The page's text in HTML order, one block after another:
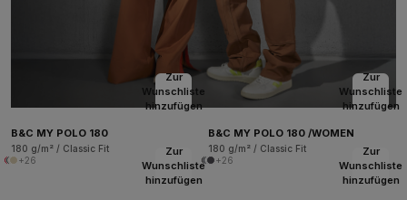
Zur
Wunschliste
hinzufügen
B&C MY POLO 180
180 g/m² / Classic Fit
+26
Zur
Wunschliste
hinzufügen
B&C MY POLO 180 /WOMEN
180 g/m² / Classic Fit
+26
Zur
Wunschliste
hinzufügen
Zur
Wunschliste
hinzufügen